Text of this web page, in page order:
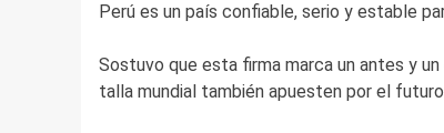
Perú es un país confiable, serio y estable
Sostuvo que esta firma marca un antes y
talla mundial también apuesten por el